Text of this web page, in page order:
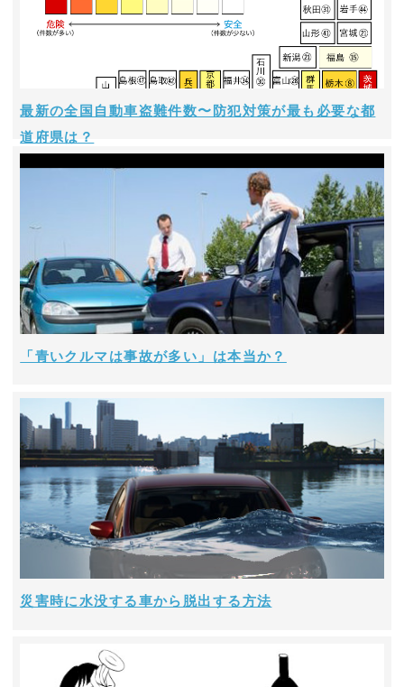
最新の全国自動車盗難件数〜防犯対策が最も必要な都
道府県は？
「青いクルマは事故が多い」は本当か？
災害時に水没する車から脱出する方法